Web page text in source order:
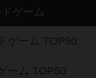
ゲーム
ゲーム TOP50
ーム TOP50